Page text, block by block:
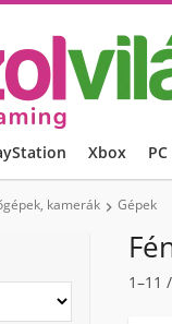
Xbox PC
kamerák  Gépek
1–11 /